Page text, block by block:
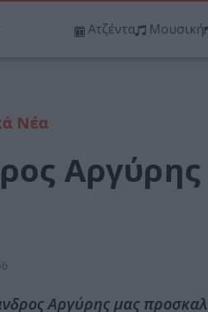
Ατζέντα Μουσική
Νέα
Αργύρης μας